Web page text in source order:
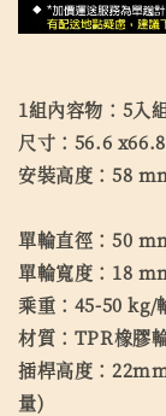
1組內容物：5入
尺寸：56.6
安裝高度：58
單輪直徑：50
單輪寬度：18
乘重：45-50 kg/
材質：TPR橡膠
插桿高度：
量)